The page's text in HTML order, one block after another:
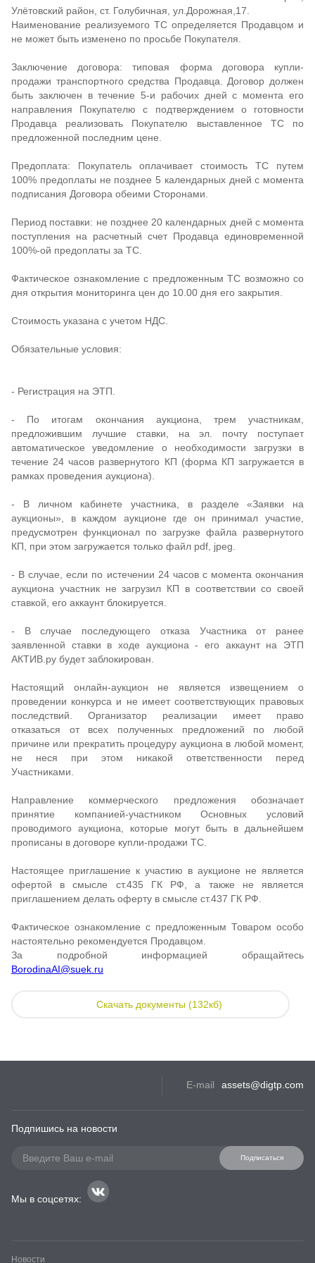
принятие компанией-участником Основных условий проводимого аукциона,
Настоящее приглашение к участию в аукционе не является офертой в
смысле ст.435 ГК РФ, а также не является приглашением делать оферту в
информацией обращайтесь BorodinaAI@suek.ru
Улётовский район, ст. Голубичная, ул.Дорожная,17.
Наименование реализуемого ТС определяется Продавцом и
не может быть изменено по просьбе Покупателя.
Заключение договора: типовая форма договора купли-
продажи транспортного средства Продавца. Договор должен
быть заключен в течение 5-и рабочих дней с момента его
направления Покупателю с подтверждением о готовности
Продавца реализовать Покупателю выставленное ТС по
предложенной последним цене.
Предоплата: Покупатель оплачивает стоимость ТС путем
100% предоплаты не позднее 5 календарных дней с момента
подписания Договора обеими Сторонами.
Период поставки: не позднее 20 календарных дней с момента
поступления на расчетный счет Продавца единовременной
100%-ой предоплаты за ТС.
Фактическое ознакомление с предложенным ТС возможно со
дня открытия мониторинга цен до 10.00 дня его закрытия.
Стоимость указана с учетом НДС.
Обязательные условия:
- Регистрация на ЭТП.
- По итогам окончания аукциона, трем участникам,
предложившим лучшие ставки, на эл. почту поступает
автоматическое уведомление о необходимости загрузки в
течение 24 часов развернутого КП (форма КП загружается в
рамках проведения аукциона).
- В личном кабинете участника, в разделе «Заявки на
аукционы», в каждом аукционе где он принимал участие,
предусмотрен функционал по загрузке файла развернутого
КП, при этом загружается только файл pdf, jpeg.
- В случае, если по истечении 24 часов с момента окончания
аукциона участник не загрузил КП в соответствии со своей
ставкой, его аккаунт блокируется.
- В случае последующего отказа Участника от ранее
заявленной ставки в ходе аукциона - его аккаунт на ЭТП
АКТИВ.ру будет заблокирован.
Настоящий онлайн-аукцион не является извещением о
проведении конкурса и не имеет соответствующих правовых
последствий. Организатор реализации имеет право
отказаться от всех полученных предложений по любой
причине или прекратить процедуру аукциона в любой момент,
не неся при этом никакой ответственности перед
Участниками.
Направление коммерческого предложения обозначает
принятие компанией-участником Основных условий
проводимого аукциона, которые могут быть в дальнейшем
прописаны в договоре купли-продажи ТС.
Настоящее приглашение к участию в аукционе не является
офертой в смысле ст.435 ГК РФ, а также не является
приглашением делать оферту в смысле ст.437 ГК РФ.
Фактическое ознакомление с предложенным Товаром особо
настоятельно рекомендуется Продавцом.
За подробной информацией обращайтесь
BorodinaAI@suek.ru
Скачать документы (132кб)
E-mail assets@digtp.com
Подпишись на новости
Подписаться
Мы в соцсетях:
Новости